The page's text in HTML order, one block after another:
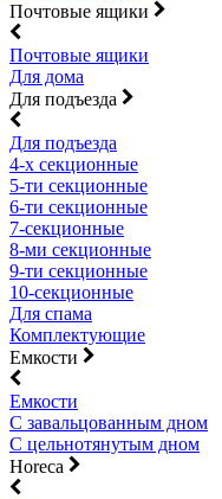
Почтовые ящики
Почтовые ящики
Для дома
Для подъезда
Для подъезда
4-х секционные
5-ти секционные
6-ти секционные
7-секционные
8-ми секционные
9-ти секционные
10-секционные
Для спама
Комплектующие
Емкости
Емкости
С завальцованным дном
С цельнотянутым дном
Horeca